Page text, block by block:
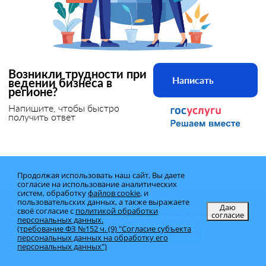
Возникли трудности при
ведении бизнеса в
регионе?
Напишите, чтобы быстро
получить ответ
Написать
Администрация муниципального образования Брюховецкий район
© Copyright 2025 - Все права защищены
Карта сайта Вход на сайт Почта
Продолжая использовать наш сайт, Вы даете
согласие на использование аналитических
систем, обработкуфайлов cookie, и
пользовательских данных, а также выражаете
своё согласие с политикой обработки
персональных данных.
(требование ФЗ №152 ч. (9) "Согласие субъекта
персональных данных на обработку его
персональных данных")
Даю
согласие